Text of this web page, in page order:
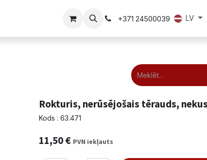
+371 24500039 LV
Rokturis, nerūsējošais tērauds,
Kods : 63.471
11,50€ PVN iekļauts